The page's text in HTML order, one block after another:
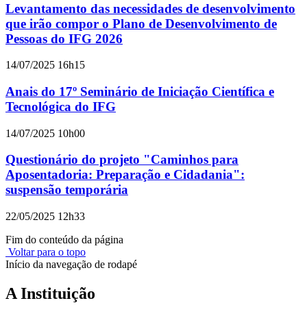
Levantamento das necessidades de desenvolvimento
que irão compor o Plano de Desenvolvimento de
Pessoas do IFG 2026
14/07/2025 16h15
Anais do 17º Seminário de Iniciação Científica e
Tecnológica do IFG
14/07/2025 10h00
Questionário do projeto "Caminhos para
Aposentadoria: Preparação e Cidadania":
suspensão temporária
22/05/2025 12h33
Fim do conteúdo da página
Voltar para o topo
Início da navegação de rodapé
A Instituição